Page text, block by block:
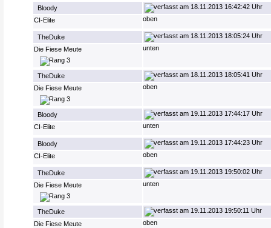
Bloody
18.11.2013 16:42:42 Uhr
CI-Elite
oben
TheDuke
18.11.2013 18:05:24 Uhr
Die Fiese Meute
unten
TheDuke
18.11.2013 18:05:41 Uhr
Die Fiese Meute
oben
Bloody
19.11.2013 17:44:17 Uhr
CI-Elite
unten
Bloody
19.11.2013 17:44:23 Uhr
CI-Elite
oben
TheDuke
19.11.2013 19:50:02 Uhr
Die Fiese Meute
unten
TheDuke
19.11.2013 19:50:11 Uhr
Die Fiese Meute
oben